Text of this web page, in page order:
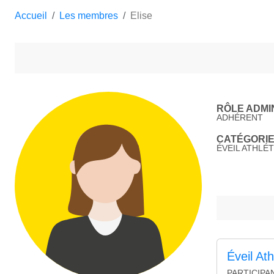
Accueil Les membres Elise
RÔLE
ADHÉRENT
ÉVEIL
Éveil